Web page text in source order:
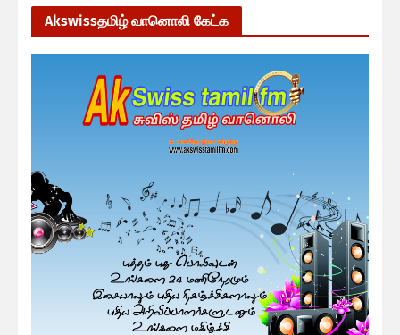
Akswissதமிழ் வானொலி கேட்க